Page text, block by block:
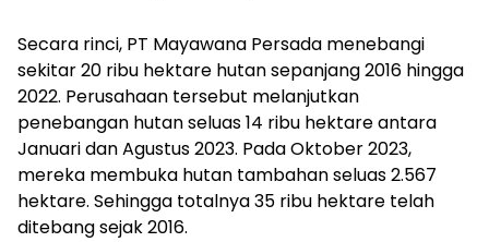
Secara rinci, PT Mayawana Persada menebangi
sekitar 20 ribu hektare hutan sepanjang 2016 hingga
2022. Perusahaan tersebut melanjutkan
penebangan hutan seluas 14 ribu hektare antara
Januari dan Agustus 2023. Pada Oktober 2023,
mereka membuka hutan tambahan seluas 2.567
hektare. Sehingga totalnya 35 ribu hektare telah
ditebang sejak 2016.